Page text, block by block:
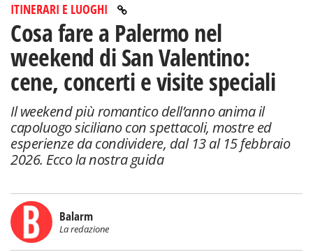
ITINERARI E LUOGHI
Cosa fare a Palermo nel
weekend di San Valentino:
cene, concerti e visite speciali
Il weekend più romantico dell’anno anima il
capoluogo siciliano con spettacoli, mostre ed
esperienze da condividere, dal 13 al 15 febbraio
2026. Ecco la nostra guida
Balarm
La redazione